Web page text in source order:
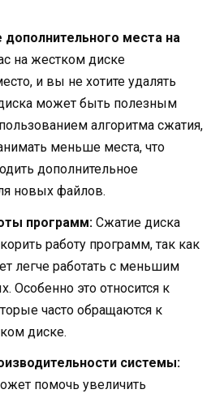
места на
на жестком диске
и вы не хотите удалять
может быть полезным
алгоритма сжатия,
меньше места, что
дополнительное
новых файлов.
программ: Сжатие диска
работу программ, так как
легче работать с меньшим
Особенно это относится к
часто обращаются к
диске.
системы:
помочь увеличить